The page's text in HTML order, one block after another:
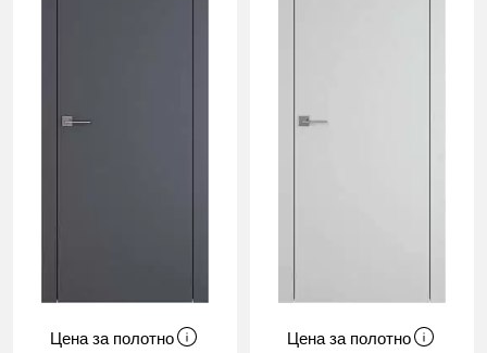
Цена за полотно Цена за полотно